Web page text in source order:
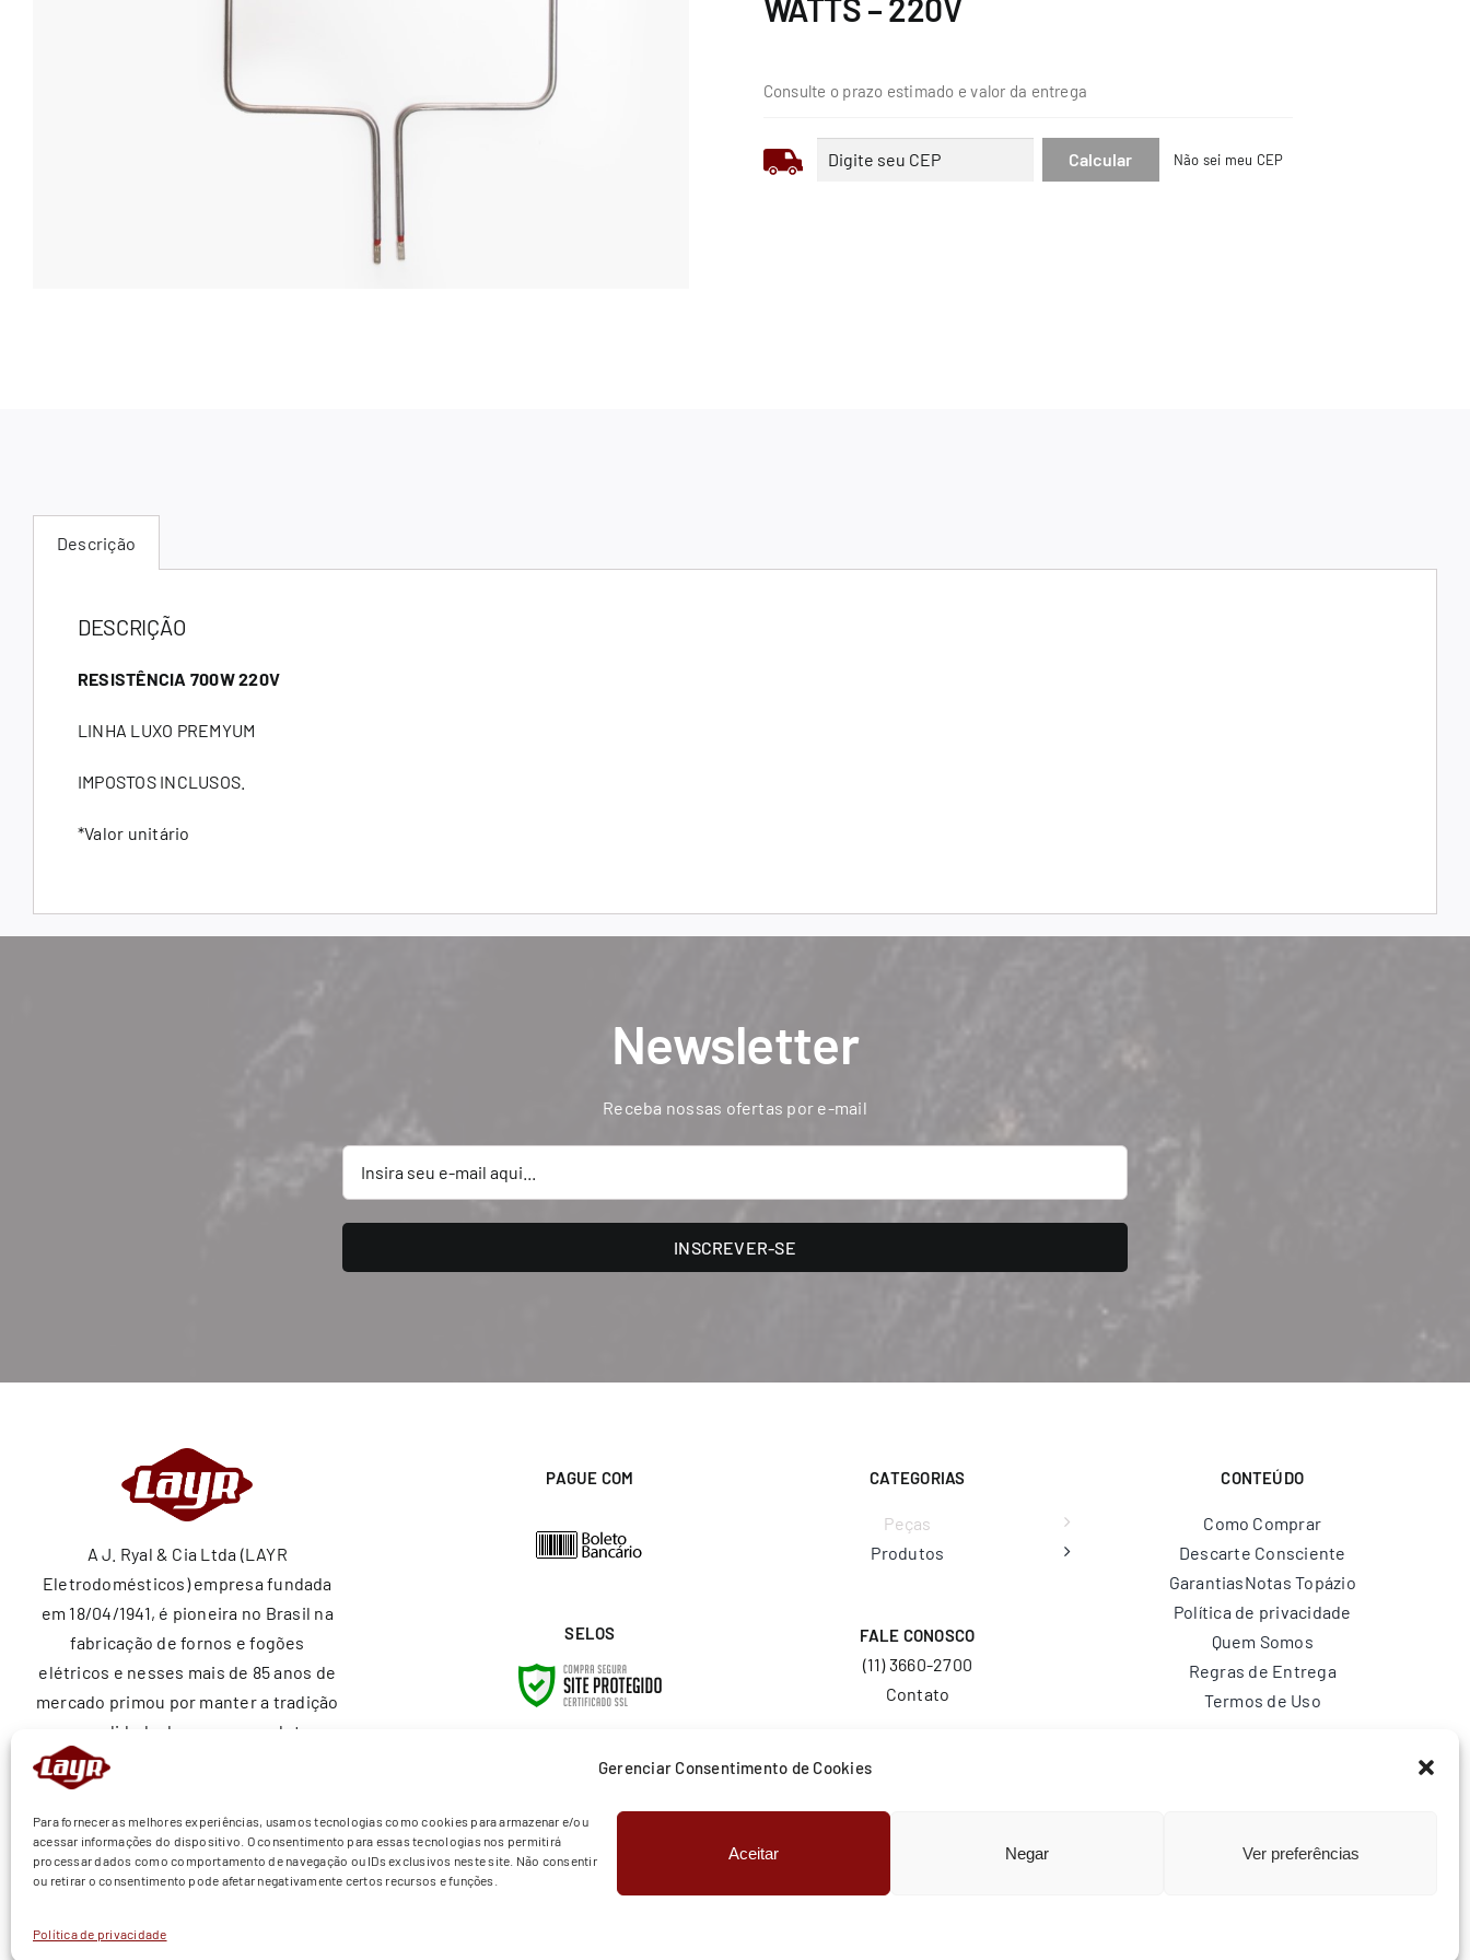
Gerenciar Consentimento de Cookies
Para fornecer as melhores experiências, usamos tecnologias como cookies para armazenar e/ou
acessar informações do dispositivo. O consentimento para essas tecnologias nos permitirá
processar dados como comportamento de navegação ou IDs exclusivos neste site. Não consentir
ou retirar o consentimento pode afetar negativamente certos recursos e funções.
Aceitar Negar Ver preferências
Política de privacidade
WATTS – 220V
Consulte o prazo estimado e valor da entrega
Não sei meu CEP
Descrição
DESCRIÇÃO
RESISTÊNCIA 700W 220V
LINHA LUXO PREMYUM
IMPOSTOS INCLUSOS.
*Valor unitário
Newsletter
Receba nossas ofertas por e-mail
INSCREVER-SE
A J. Ryal & Cia Ltda (LAYR
Eletrodomésticos) empresa fundada
em 18/04/1941, é pioneira no Brasil na
fabricação de fornos e fogões
elétricos e nesses mais de 85 anos de
mercado primou por manter a tradição
e a qualidade de nossos produtos
ajudando a construir sonhos nos lares
PAGUE COM
SELOS
CATEGORIAS
Peças
Produtos
FALE CONOSCO
(11) 3660-2700
Contato
vendas@layr.com.br
CONTEÚDO
Como Comprar
Descarte Consciente
GarantiasNotas Topázio
Política de privacidade
Quem Somos
Regras de Entrega
Termos de Uso
© Copyright 2026 | Todos os direitos reservados | Layr